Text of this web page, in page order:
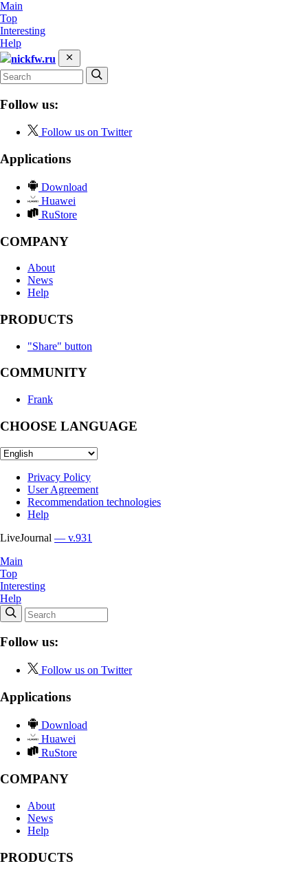
Main
Top
Interesting
Help
nickfw.ru
Follow us:
Follow us on Twitter
Applications
Download
Huawei
RuStore
COMPANY
About
News
Help
PRODUCTS
"Share" button
COMMUNITY
Frank
CHOOSE LANGUAGE
Privacy Policy
User Agreement
Recommendation technologies
Help
LiveJournal — v.931
Main
Top
Interesting
Help
Follow us:
Follow us on Twitter
Applications
Download
Huawei
RuStore
COMPANY
About
News
Help
PRODUCTS